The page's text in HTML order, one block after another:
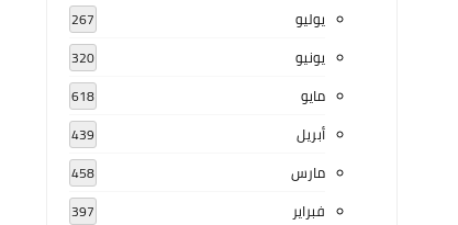
يوليو 267
يونيو 320
مايو 618
أبريل 439
مارس 458
فبراير 397